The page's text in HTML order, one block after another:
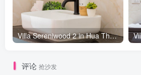
Villa Sereniwood 2 in Hua Thanon beach, Koh Samui - 3 bedrooms
评论 抢沙发